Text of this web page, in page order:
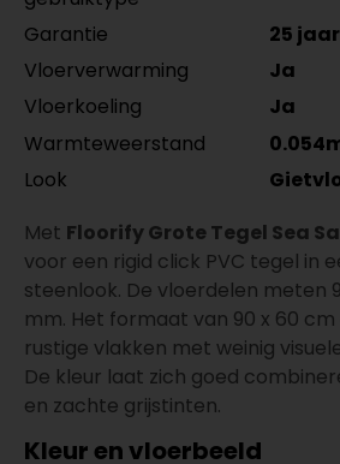
Garantie
25 jaar
Vloerverwarming
Ja
Vloerkoeling
Ja
Warmteweerstand
Look
Met Floorify Grote Tegel Sea
voor een rigid click PVC tegel in
steenlook. De vloerdelen meten
mm. Het formaat van 90 x 60
rustige vlakken met weinig
De kleur laat zich goed
en zachte grijstinten.
Kleur en vloerbeeld